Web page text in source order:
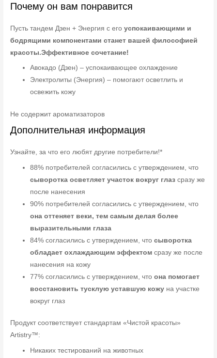
Почему он вам понравится
Пусть тандем Дзен + Энергия с егоуспокаивающими и
бодрящими компонентами станет вашей философией
красоты.Эффективное сочетание!
Авокадо (Дзен) – успокаивающее охлаждение
Электролиты (Энергия) – помогают осветлить и
освежить кожу
Не содержит ароматизаторов
Дополнительная информация
Узнайте, за что его любят другие потребители!*
88% потребителей согласились с утверждением, что
сыворотка осветляет участок вокруг глаз сразу же
после нанесения
90% потребителей согласились с утверждением, что
она оттеняет веки, тем самым делая более
выразительными глаза
84% согласились с утверждением, чтосыворотка
обладает охлаждающим эффектом сразу же после
нанесения на кожу
77% согласились с утверждением, чтоона помогает
восстановить тусклую уставшую кожу на участке
вокруг глаз
Продукт соответствует стандартам «Чистой красоты»
Artistry™:
Никаких тестирований на животных